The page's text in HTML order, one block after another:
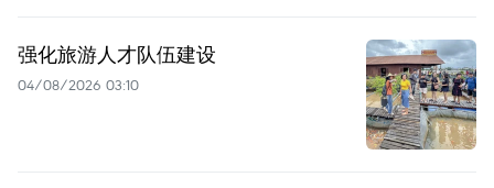
强化旅游人才队伍建设
04/08/2026 03:10